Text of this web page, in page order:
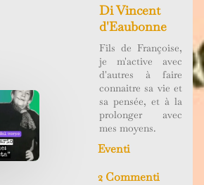
DiVincent
d'Eaubonne
Fils de Françoise,
je m'active avec
d'autres à faire
connaitre sa vie et
sa pensée, et à la
prolonger avec
mes moyens.
Eventi
2 Commenti